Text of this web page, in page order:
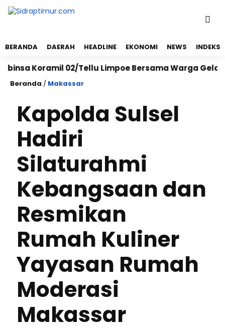
BERANDA DAERAH HEADLINE EKONOMI NEWS INDEKS
Koramil 02/Tellu Limpoe Bersama Warga Gelar
Beranda / Makassar
Kapolda Sulsel
Hadiri
Silaturahmi
Kebangsaan dan
Resmikan
Rumah Kuliner
Yayasan Rumah
Moderasi
Makassar